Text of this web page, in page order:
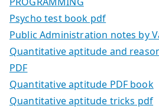
Psycho test book pdf
Public Administration notes by
Quantitative aptitude and
PDF
Quantitative aptitude PDF book
Quantitative aptitude tricks pdf